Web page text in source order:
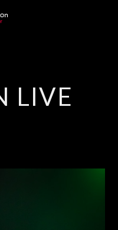
LIVE